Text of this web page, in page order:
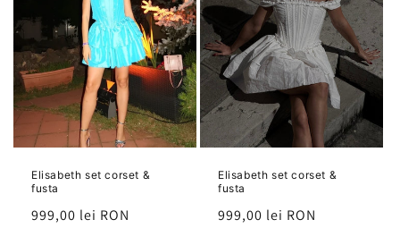
Elisabeth set corset &
fusta
Preț
999,00 lei RON
Elisabeth set corset &
fusta
Preț
999,00 lei RON